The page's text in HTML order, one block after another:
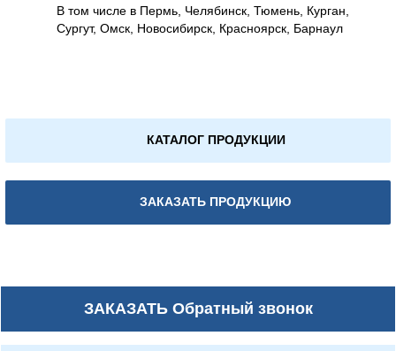
В том числе в Пермь, Челябинск, Тюмень, Курган,
Сургут, Омск, Новосибирск, Красноярск, Барнаул
КАТАЛОГ ПРОДУКЦИИ
ЗАКАЗАТЬ ПРОДУКЦИЮ
ЗАКАЗАТЬОбратный звонок